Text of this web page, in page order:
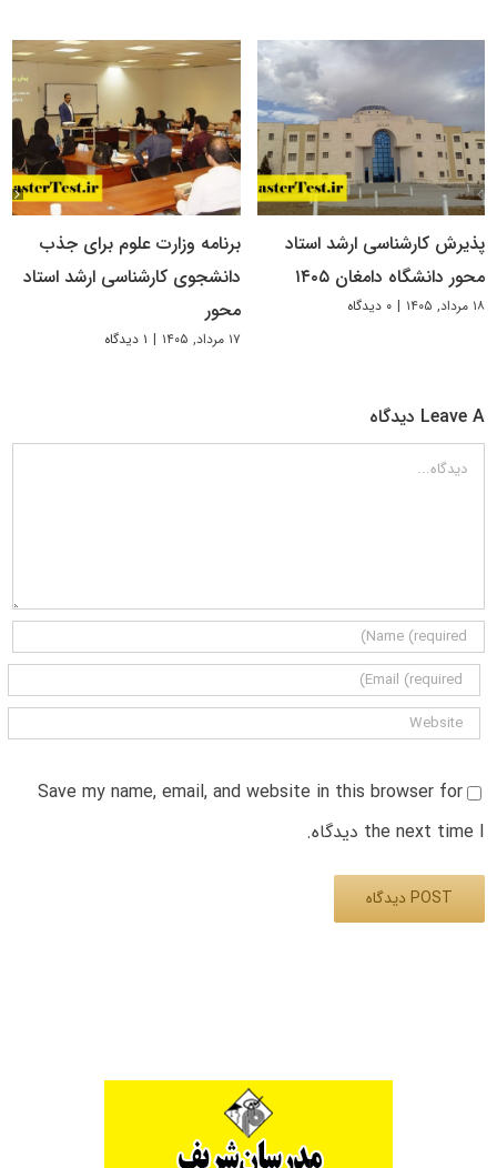
پذیرش کارشناسی ارشد استاد
محور دانشگاه دامغان ۱۴۰۵
۱۸ مرداد, ۱۴۰۵ | ۰ دیدگاه
برنامه وزارت علوم برای جذب
دانشجوی کارشناسی ارشد استاد
محور
۱۷ مرداد, ۱۴۰۵ | ۱ دیدگاه
Leave A دیدگاه
دیدگاه
Save my name, email, and website in this browser for
the next time I دیدگاه.